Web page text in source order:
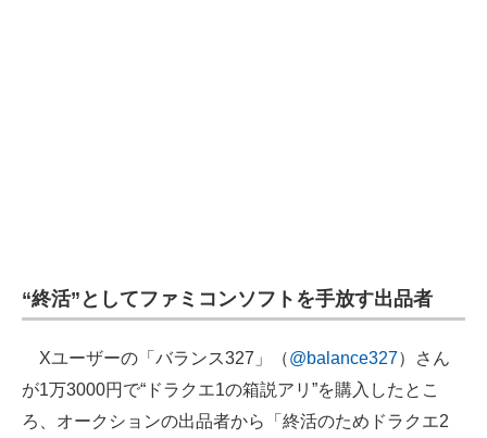
“終活”としてファミコンソフトを手放す出品者
Xユーザーの「バランス327」（@balance327）さん
が1万3000円で“ドラクエ1の箱説アリ”を購入したとこ
ろ、オークションの出品者から「終活のためドラクエ2